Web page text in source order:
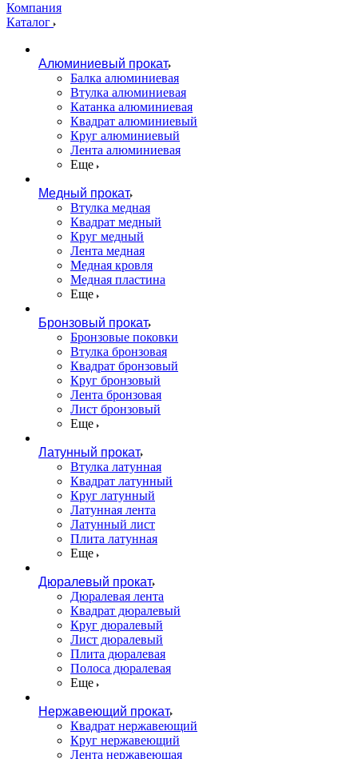
Компания
Каталог
Алюминиевый прокат
Балка алюминиевая
Втулка алюминиевая
Катанка алюминиевая
Квадрат алюминиевый
Круг алюминиевый
Лента алюминиевая
Еще
Медный прокат
Втулка медная
Квадрат медный
Круг медный
Лента медная
Медная кровля
Медная пластина
Еще
Бронзовый прокат
Бронзовые поковки
Втулка бронзовая
Квадрат бронзовый
Круг бронзовый
Лента бронзовая
Лист бронзовый
Еще
Латунный прокат
Втулка латунная
Квадрат латунный
Круг латунный
Латунная лента
Латунный лист
Плита латунная
Еще
Дюралевый прокат
Дюралевая лента
Квадрат дюралевый
Круг дюралевый
Лист дюралевый
Плита дюралевая
Полоса дюралевая
Еще
Нержавеющий прокат
Квадрат нержавеющий
Круг нержавеющий
Лента нержавеющая